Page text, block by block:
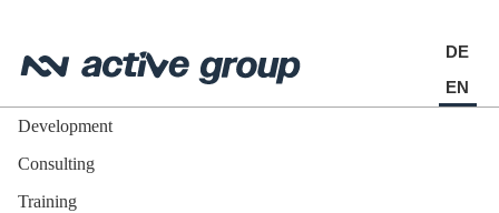
DE
EN
Development
Consulting
Training